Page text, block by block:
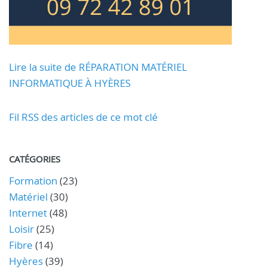
Lire la suite de RÉPARATION MATÉRIEL
INFORMATIQUE À HYÈRES
Fil RSS des articles de ce mot clé
CATÉGORIES
Formation (23)
Matériel (30)
Internet(48)
Loisir(25)
Fibre (14)
Hyères(39)